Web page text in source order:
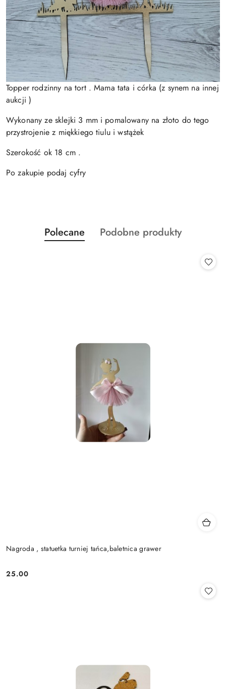
Topper rodzinny na tort . Mama tata i córka (z synem na innej
aukcji )
Wykonany ze sklejki 3 mm i pomalowany na złoto do tego
przystrojenie z miękkiego tiulu i wstążek
Szerokość ok 18 cm .
Po zakupie podaj cyfry
Pomiń karuzelę produktów
Produkty
o
Polecane
Produkty
Podobne produkty
Nagroda , statuetka turniej tańca,baletnica grawer
Cena:
25.00